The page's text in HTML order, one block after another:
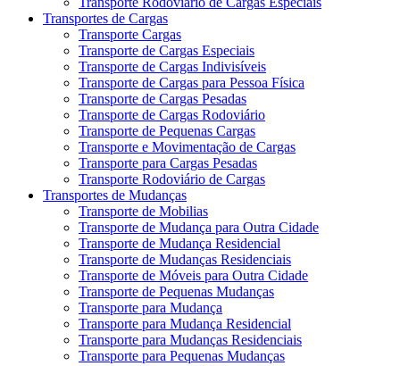
Transportes de Cargas
Transporte Cargas
Transporte de Cargas Especiais
Transporte de Cargas Indivisíveis
Transporte de Cargas para Pessoa Física
Transporte de Cargas Pesadas
Transporte de Cargas Rodoviário
Transporte de Pequenas Cargas
Transporte e Movimentação de Cargas
Transporte para Cargas Pesadas
Transporte Rodoviário de Cargas
Transportes de Mudanças
Transporte de Mobilias
Transporte de Mudança para Outra Cidade
Transporte de Mudança Residencial
Transporte de Mudanças Residenciais
Transporte de Móveis para Outra Cidade
Transporte de Pequenas Mudanças
Transporte para Mudança
Transporte para Mudança Residencial
Transporte para Mudanças Residenciais
Transporte para Pequenas Mudanças